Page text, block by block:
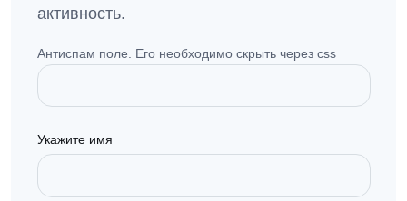
активность.
Антиспам поле. Его необходимо скрыть через css
Укажите имя